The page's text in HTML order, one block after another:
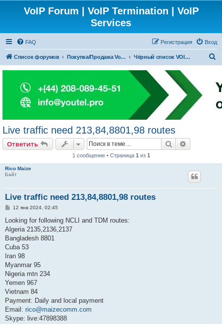
VoIP Forum | VoIP Termination | VoIP
Services
FAQ Вход
Регистрация
Список форумов Покупка/Продажа Voip Трафика (А-З маршруты) Чёрный список VOIP Компаний
с
к
Live traffic need 213,84,8801,98 routes
Ответить Поиск
1 сообщение • Страница 1 из 1
Rico Maize
Байт
Live traffic need 213,84,8801,98 routes
С
о
щ
е
и
е
12 янв 2024, 02:45
Looking for following NCLI and TDM routes:
Algeria 2135,2136,2137
Bangladesh 8801
Cuba 53
Iran 98
Myanmar 95
Nigeria mtn 234
Yemen 967
Vietnam 84
Payment: Daily and local payment
Email: rico@maizecomm.com
Skype: live:47898388